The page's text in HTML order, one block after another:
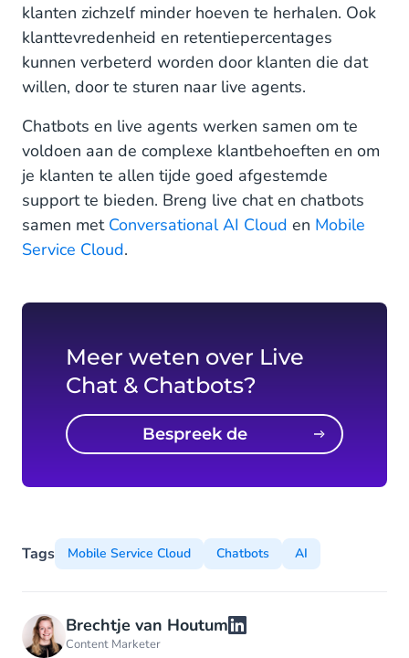
klanten zichzelf minder hoeven te herhalen. Ook
klanttevredenheid en retentiepercentages
kunnen verbeterd worden door klanten die dat
willen, door te sturen naar live agents.
Chatbots en live agents werken samen om te
voldoen aan de complexe klantbehoeften en om
je klanten te allen tijde goed afgestemde
support te bieden. Breng live chat en chatbots
samen met Conversational AI Cloud en Mobile
Service Cloud.
Meer weten over Live
Chat & Chatbots?
Bespreek de
Tags Mobile Service Cloud Chatbots AI
Brechtje van Houtum
Content Marketer